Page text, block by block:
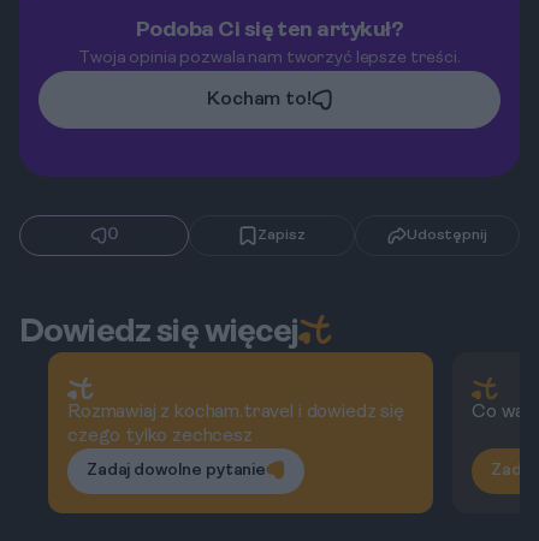
Podoba Ci się ten artykuł?
Twoja opinia pozwala nam tworzyć lepsze treści.
Kocham to!
0 Zapisz Udostępnij
Dowiedz się więcej
Rozmawiaj z kocham.travel i dowiedz się
czego tylko zechcesz
Zadaj dowolne pytanie
Co